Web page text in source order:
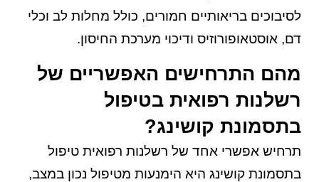
לסיבוכים בריאותיים חמורים, כולל מחלות לב וכלי
דם, אוסטאופורוזיס ודיכוי מערכת החיסון.
מהם התרחישים האפשריים של
רשלנות רפואית בטיפול
בתסמונת קושינג?
תרחיש אפשרי אחד של רשלנות רפואית טיפול
בתסמונת קושינג היא הימנעות מטיפול נכון במצב,